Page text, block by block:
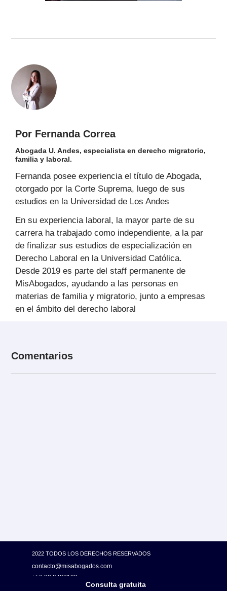
Por Fernanda Correa
Abogada U. Andes, especialista en derecho migratorio,
familia y laboral.
Fernanda posee experiencia el título de Abogada,
otorgado por la Corte Suprema, luego de sus
estudios en la Universidad de Los Andes
En su experiencia laboral, la mayor parte de su
carrera ha trabajado como independiente, a la par
de finalizar sus estudios de especialización en
Derecho Laboral en la Universidad Católica.
Desde 2019 es parte del staff permanente de
MisAbogados, ayudando a las personas en
materias de familia y migratorio, junto a empresas
en el ámbito del derecho laboral
Comentarios